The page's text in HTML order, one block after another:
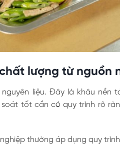
lượng từ nguồn
liệu. Đây là khâu nền
tốt cần có quy trình rõ
thường áp dụng quy